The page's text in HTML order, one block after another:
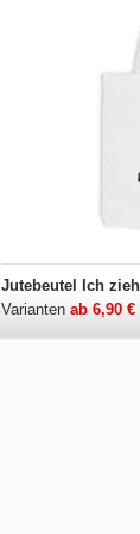
Jutebeutel Ich
Variantenab 6,90 €